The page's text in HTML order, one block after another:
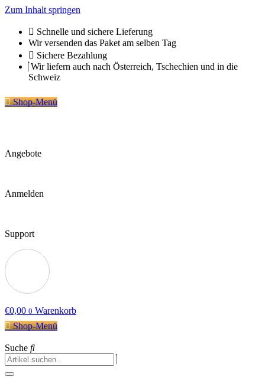
Zum Inhalt springen
Schnelle und sichere Lieferung
Wir versenden das Paket am selben Tag
Sichere Bezahlung
Wir liefern auch nach Österreich, Tschechien und in die
Schweiz
Shop-Menü
Angebote
Anmelden
Support
€0,00 0 Warenkorb
Shop-Menü
Suche